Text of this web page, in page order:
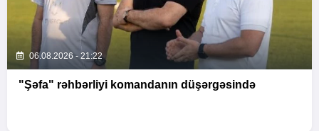
06.08.2026 - 21:22
"Şəfa" rəhbərliyi komandanın düşərgəsində